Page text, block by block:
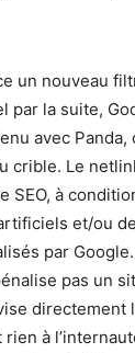
un nouveau
par la suite,
avec Panda,
crible. Le
SEO, à
et/ou
par
pas un
directement
rien à